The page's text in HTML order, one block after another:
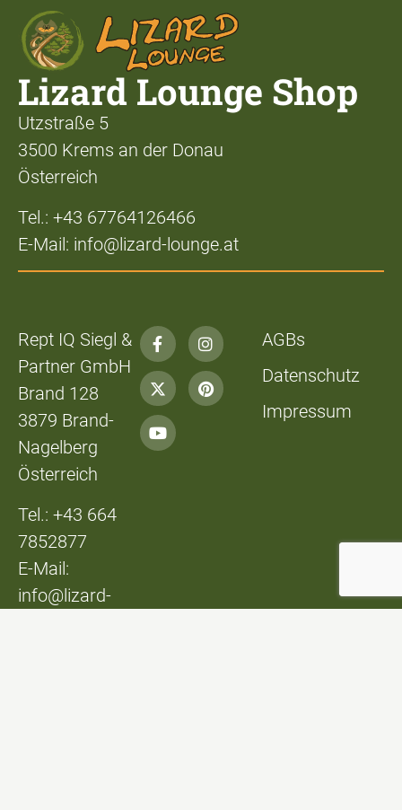
Lizard Lounge Shop
Utzstraße 5
3500 Krems an der Donau
Österreich
Tel.: +43 67764126466
E-Mail: info@lizard-lounge.at
Rept IQ Siegl &
Partner GmbH
Brand 128
3879 Brand-
Nagelberg
Österreich
Tel.: +43 664
7852877
E-Mail:
info@lizard-
AGBs
Datenschutz
Impressum